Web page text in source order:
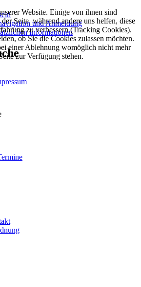
und Anmeldung
Informationen
Website. Einige von ihnen sind
Seite, während andere uns helfen, diese
zu verbessern (Tracking Cookies).
ob Sie die Cookies zulassen möchten.
einer Ablehnung womöglich nicht mehr
zur Verfügung stehen.